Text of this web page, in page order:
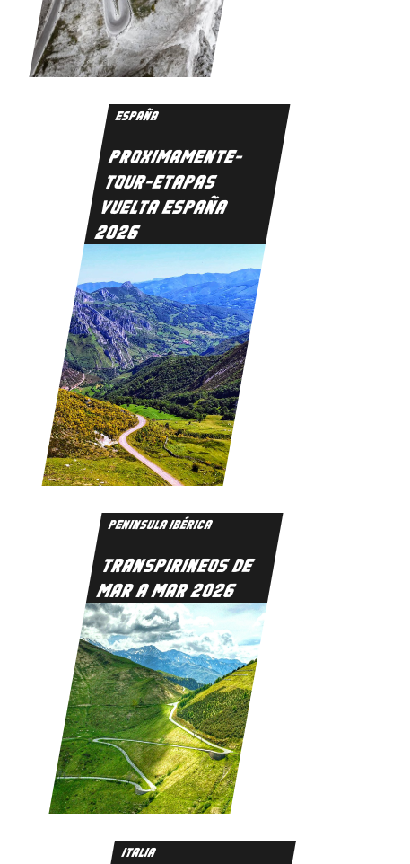
ESPAÑA
PROXIMAMENTE-
TOUR-ETAPAS
VUELTA ESPAÑA
2026
PENINSULA IBÉRICA
TRANSPIRINEOS DE
MAR A MAR 2026
ITALIA